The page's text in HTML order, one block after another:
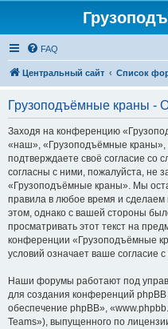
FAQ
Центральный сайт Список
Грузоподъёмные краны -
Заходя на конференцию
«наш», «Грузоподъёмные краны»,
подтверждаете своё согласие со
согласны с ними, пожалуйста, не
«Грузоподъёмные краны». Мы
правила в любое время и сделаем
этом, однако с вашей стороны
просматривать этот текст на
конференции «Грузоподъёмные
условий означает ваше согласие
Наши форумы работают под
для создания конференций
обеспечение phpBB»,
Teams»), выпущенного по